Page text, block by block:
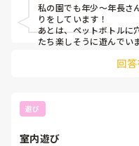
私の園でも年少〜年長さ
りをしています！
あとは、ペットボトルに
たち楽しそうに遊んでい
回
遊び
室内遊び